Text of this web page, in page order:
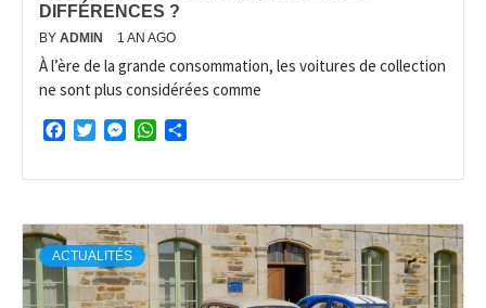
DIFFÉRENCES ?
BY ADMIN 1 AN AGO
À l’ère de la grande consommation, les voitures de collection
ne sont plus considérées comme
FacebookTwitterMessengerWhatsApp
ACTUALITÉS